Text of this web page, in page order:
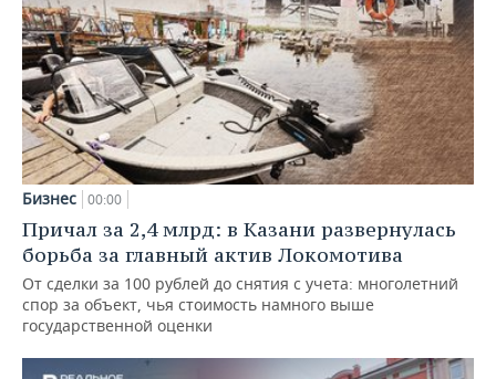
Бизнес 00:00
Причал за 2,4 млрд: в Казани развернулась
борьба за главный актив Локомотива
От сделки за 100 рублей до снятия с учета: многолетний
спор за объект, чья стоимость намного выше
государственной оценки